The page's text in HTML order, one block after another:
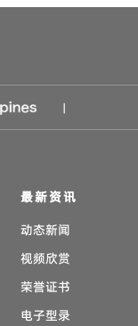
|
最新资讯
动态新闻
视频欣赏
荣誉证书
电子型录